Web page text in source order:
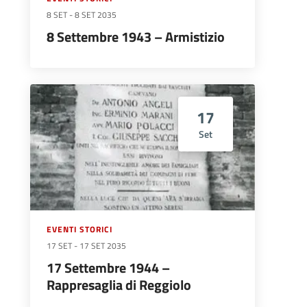
8 SET -8 SET 2035
8 Settembre 1943 – Armistizio
17
Set
EVENTI STORICI
17 SET - 17 SET 2035
17 Settembre 1944 –
Rappresaglia di Reggiolo